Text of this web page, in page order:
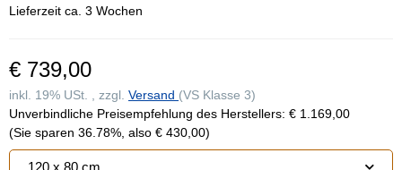
Lieferzeit ca. 3 Wochen
€ 739,00
inkl. 19% USt. , zzgl. Versand (VS Klasse 3)
Unverbindliche Preisempfehlung des Herstellers: € 1.169,00
(Sie sparen 36.78% , also € 430,00)
120 x 80 cm